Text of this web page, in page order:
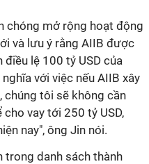
chóng mở rộng hoạt động
và lưu ý rằng AIIB được
lệ 100 tỷ USD của
với việc nếu AIIB xây
tôi sẽ không cần
vay tới 250 tỷ USD,
nay", ông Jin nói.
trong danh sách thành